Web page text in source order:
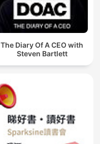
The Diary Of A CEO with
Steven Bartlett